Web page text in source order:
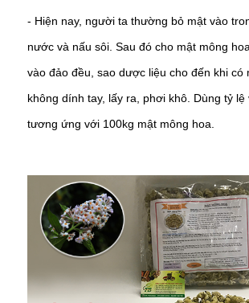
- Hiện nay, người ta thường bỏ mật vào
nước và nấu sôi. Sau đó cho mật mông
vào đảo đều, sao dược liệu cho đến khi có
không dính tay, lấy ra, phơi khô. Dùng tỷ
tương ứng với 100kg mật mông hoa.